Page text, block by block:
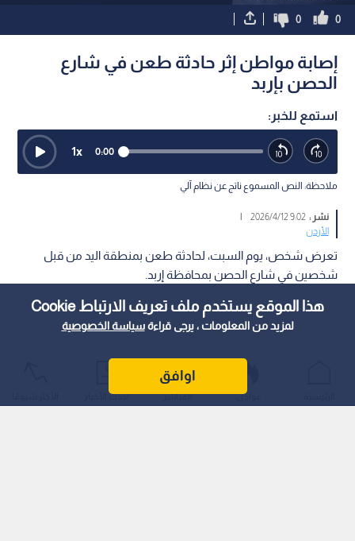
هذا الموقع يستخدم ملف تعريف الارتباط Cookie
لمزيد من المعلومات ، يرجى قراءةسياسة الخصوصية
اوافق
0
0
إصابة مواطن إثر حادثة طعن في شارع
الحصن بإربد
استمع للخبر:
0:00
1x
ملاحظة: النص المسموع ناتج عن نظام آلي
نشر :9:02 2026/4/12
|
الأردن
تعرض شخص، يوم السبت، لحادثة طعن بمنطقة اليد من قبل
شخصين في شارع الحصن بمحافظة إربد.
عواجل المباشر أحدث الأخبار